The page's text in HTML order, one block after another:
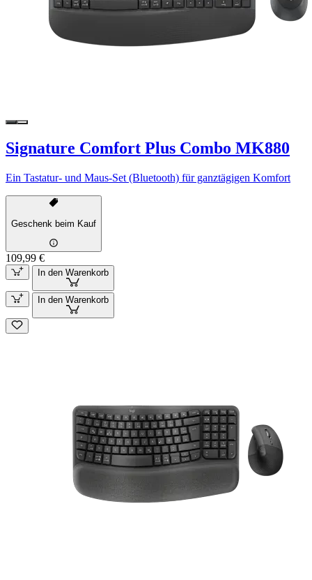
Signature Comfort Plus Combo MK880
Ein Tastatur- und Maus-Set (Bluetooth) für ganztägigen Komfort
Geschenk beim Kauf
109,99 €
In den Warenkorb
In den Warenkorb